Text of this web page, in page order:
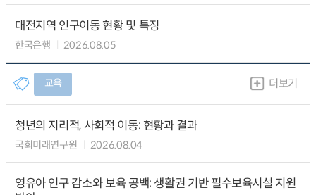
대전지역 인구이동 현황 및 특징
한국은행 2026.08.05
교육 더보기
청년의 지리적, 사회적 이동: 현황과 결과
국회미래연구원 2026.08.04
영유아 인구 감소와 보육 공백: 생활권 기반 필수보육시설 지원